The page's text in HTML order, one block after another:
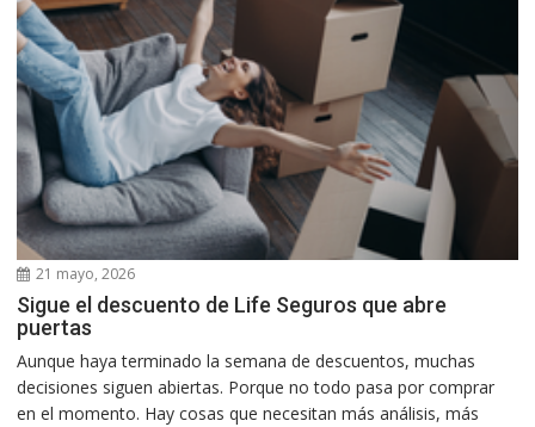
21 mayo, 2026
Sigue el descuento de Life Seguros que abre
puertas
Aunque haya terminado la semana de descuentos, muchas
decisiones siguen abiertas. Porque no todo pasa por comprar
en el momento. Hay cosas que necesitan más análisis, más